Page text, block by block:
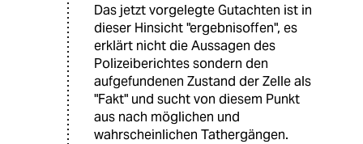
Das jetzt vorgelegte Gutachten ist in
dieser Hinsicht "ergebnisoffen", es
erklärt nicht die Aussagen des
Polizeiberichtes sondern den
aufgefundenen Zustand der Zelle als
"Fakt" und sucht von diesem Punkt
aus nach möglichen und
wahrscheinlichen Tathergängen.